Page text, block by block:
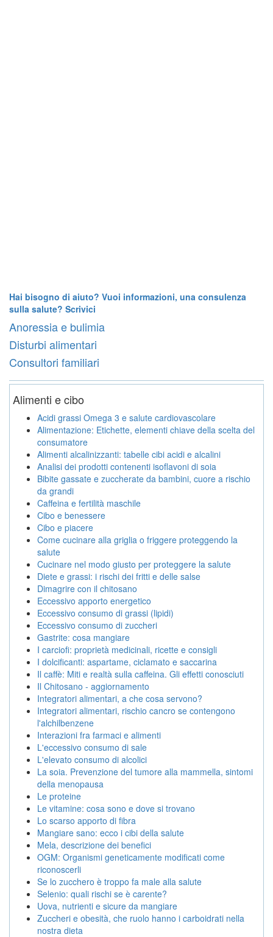
Hai bisogno di aiuto? Vuoi informazioni, una consulenza
sulla salute? Scrivici
Anoressia e bulimia
Disturbi alimentari
Consultori familiari
Alimenti e cibo
Acidi grassi Omega 3 e salute cardiovascolare
Alimentazione: Etichette, elementi chiave della scelta del
consumatore
Alimenti alcalinizzanti: tabelle cibi acidi e alcalini
Analisi dei prodotti contenenti isoflavoni di soia
Bibite gassate e zuccherate da bambini, cuore a rischio
da grandi
Caffeina e fertilità maschile
Cibo e benessere
Cibo e piacere
Come cucinare alla griglia o friggere proteggendo la
salute
Cucinare nel modo giusto per proteggere la salute
Diete e grassi: i rischi dei fritti e delle salse
Dimagrire con il chitosano
Eccessivo apporto energetico
Eccessivo consumo di grassi (lipidi)
Eccessivo consumo di zuccheri
Gastrite: cosa mangiare
I carciofi: proprietà medicinali, ricette e consigli
I dolcificanti: aspartame, ciclamato e saccarina
Il caffè: Miti e realtà sulla caffeina. Gli effetti conosciuti
Il Chitosano - aggiornamento
Integratori alimentari, a che cosa servono?
Integratori alimentari, rischio cancro se contengono
l'alchilbenzene
Interazioni fra farmaci e alimenti
L'eccessivo consumo di sale
L'elevato consumo di alcolici
La soia. Prevenzione del tumore alla mammella, sintomi
della menopausa
Le proteine
Le vitamine: cosa sono e dove si trovano
Lo scarso apporto di fibra
Mangiare sano: ecco i cibi della salute
Mela, descrizione dei benefici
OGM: Organismi geneticamente modificati come
riconoscerli
Se lo zucchero è troppo fa male alla salute
Selenio: quali rischi se è carente?
Uova, nutrienti e sicure da mangiare
Zuccheri e obesità, che ruolo hanno i carboidrati nella
nostra dieta